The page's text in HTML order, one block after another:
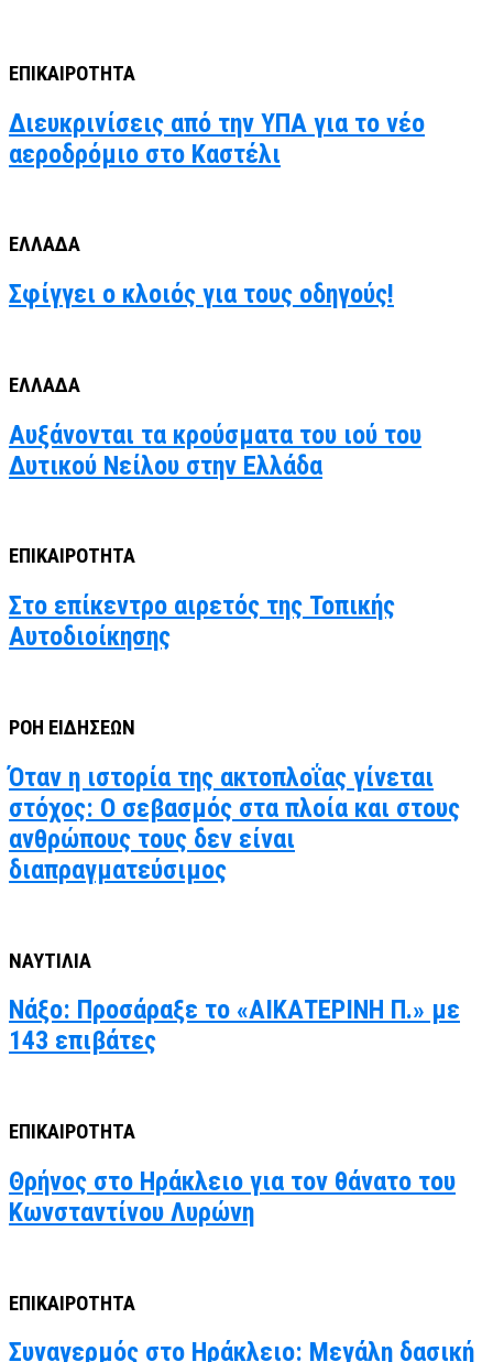
ΕΠΙΚΑΙΡΟΤΗΤΑ
Διευκρινίσεις από την ΥΠΑ για το νέο
αεροδρόμιο στο Καστέλι
ΕΛΛΑΔΑ
Σφίγγει ο κλοιός για τους οδηγούς!
ΕΛΛΑΔΑ
Αυξάνονται τα κρούσματα του ιού του
Δυτικού Νείλου στην Ελλάδα
ΕΠΙΚΑΙΡΟΤΗΤΑ
Στο επίκεντρο αιρετός της Τοπικής
Αυτοδιοίκησης
ΡΟΗ ΕΙΔΗΣΕΩΝ
Όταν η ιστορία της ακτοπλοΐας γίνεται
στόχος: Ο σεβασμός στα πλοία και στους
ανθρώπους τους δεν είναι
διαπραγματεύσιμος
ΝΑΥΤΙΛΙΑ
Νάξο: Προσάραξε το «ΑΙΚΑΤΕΡΙΝΗ Π.» με
143 επιβάτες
ΕΠΙΚΑΙΡΟΤΗΤΑ
Θρήνος στο Ηράκλειο για τον θάνατο του
Κωνσταντίνου Λυρώνη
ΕΠΙΚΑΙΡΟΤΗΤΑ
Συναγερμός στο Ηράκλειο: Μεγάλη δασική